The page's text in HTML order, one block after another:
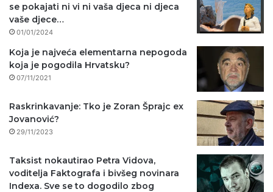
se pokajati ni vi ni vaša djeca ni djeca
vaše djece…
01/01/2024
Koja je najveća elementarna nepogoda
koja je pogodila Hrvatsku?
07/11/2021
Raskrinkavanje: Tko je Zoran Šprajc ex
Jovanović?
29/11/2023
Taksist nokautirao Petra Vidova,
voditelja Faktografa i bivšeg novinara
Indexa. Sve se to dogodilo zbog